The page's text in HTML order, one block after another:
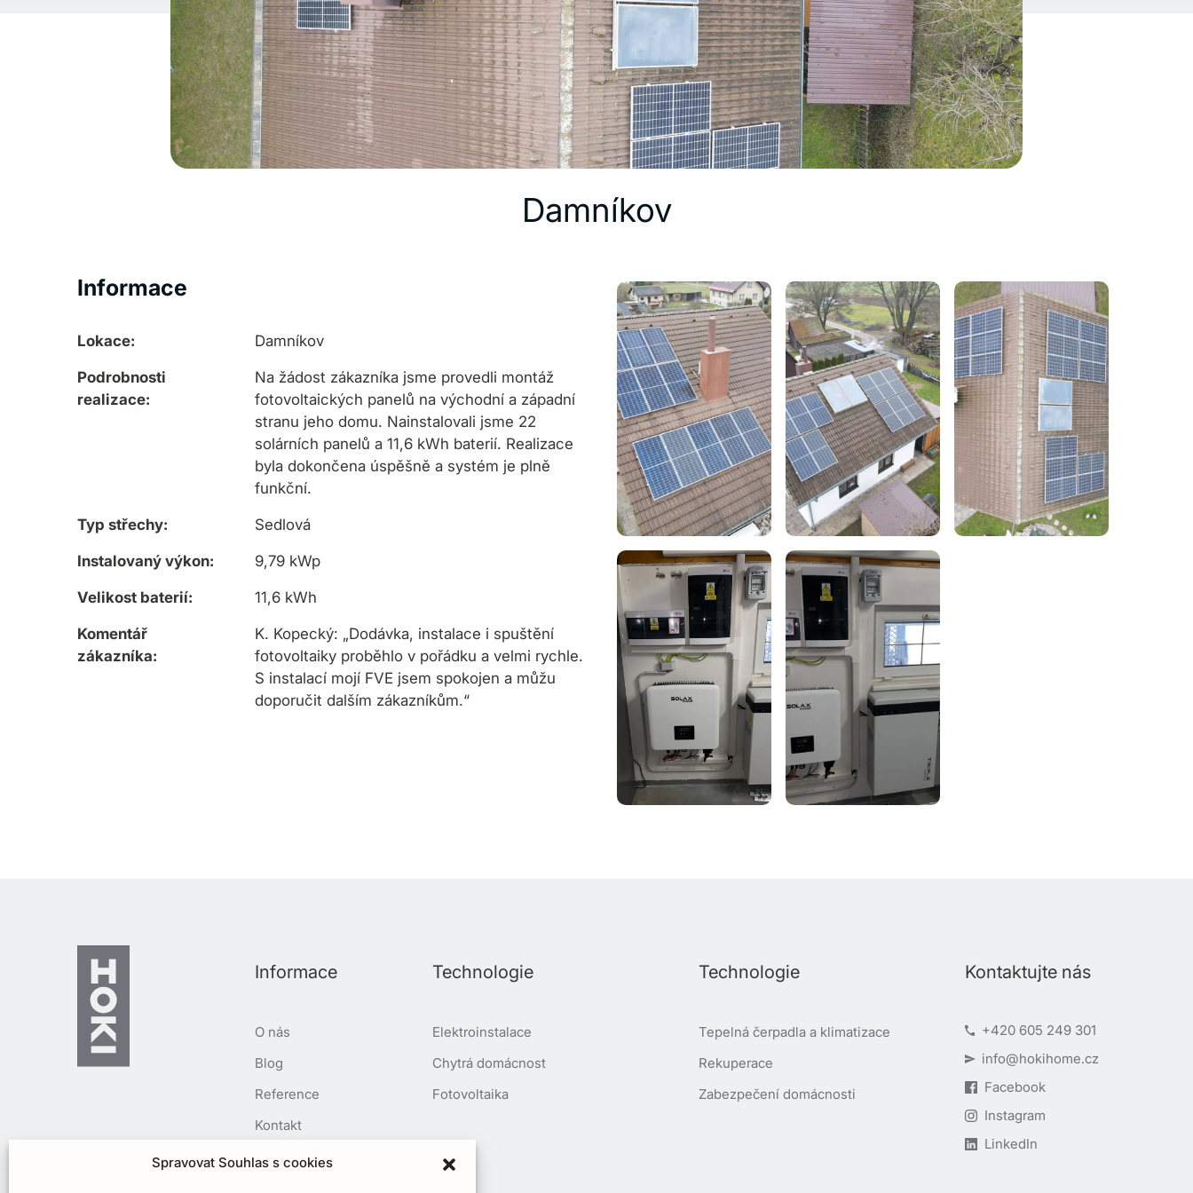
Spravovat Souhlas s cookies
Damníkov
Informace
Lokace: Damníkov
Podrobnosti
realizace:
Na žádost zákazníka jsme provedli montáž
fotovoltaických panelů na východní a západní
stranu jeho domu. Nainstalovali jsme 22
solárních panelů a 11,6 kWh baterií. Realizace
byla dokončena úspěšně a systém je plně
funkční.
Typ střechy: Sedlová
Instalovaný výkon: 9,79 kWp
Velikost baterií: 11,6 kWh
Komentář
zákazníka:
K. Kopecký: „Dodávka, instalace i spuštění
fotovoltaiky proběhlo v pořádku a velmi rychle.
S instalací mojí FVE jsem spokojen a můžu
doporučit dalším zákazníkům.“
Informace
O nás
Blog
Reference
Kontakt
Spolupráce
Technologie
Elektroinstalace
Chytrá domácnost
Fotovoltaika
Technologie
Tepelná čerpadla a klimatizace
Rekuperace
Zabezpečení domácnosti
Kontaktujte nás
+420 605 249 301
info@hokihome.cz
Facebook
Instagram
LinkedIn